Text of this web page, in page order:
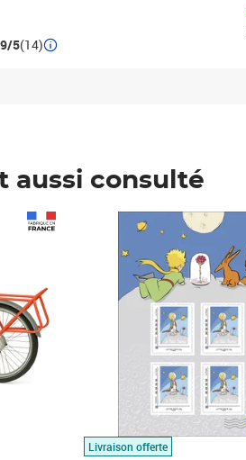
5(14)
aussi consulté
Livraison offerte
Prix 7,50€